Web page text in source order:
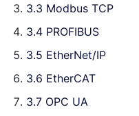
3.3 Modbus TCP
3.4 PROFIBUS
3.5 EtherNet/IP
3.6 EtherCAT
3.7 OPC UA